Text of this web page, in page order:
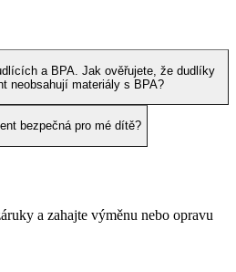
a BPA. Jak ověřujete, že dudlíky
neobsahují materiály s BPA?
bezpečná pro mé dítě?
a zahajte výměnu nebo opravu